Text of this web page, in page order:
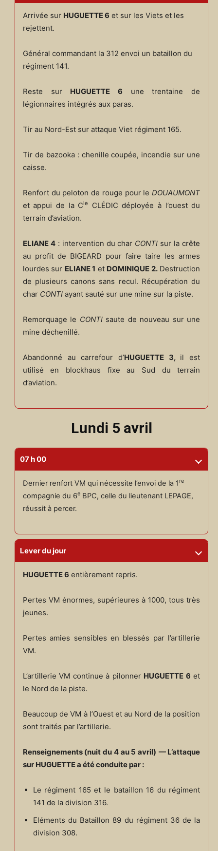
Arrivée sur HUGUETTE 6 et sur les Viets et les
rejettent.
Général commandant la 312 envoi un bataillon du
régiment 141.
Reste sur HUGUETTE 6 une trentaine de
légionnaires intégrés aux paras.
Tir au Nord-Est sur attaque Viet régiment 165.
Tir de bazooka : chenille coupée, incendie sur une
caisse.
Renfort du peloton de rouge pour le DOUAUMONT
et appui de la Cie
CLÉDIC déployée à l’ouest du
terrain d’aviation.
ELIANE 4: intervention du char CONTI sur la crête
au profit de BIGEARD pour faire taire les armes
lourdes sur ELIANE 1 et DOMINIQUE 2.Destruction
de plusieurs canons sans recul. Récupération du
char CONTIayant sauté sur une mine sur la piste.
Remorquage le CONTIsaute de nouveau sur une
mine déchenillé.
Abandonné au carrefour d’HUGUETTE 3, il est
utilisé en blockhaus fixe au Sud du terrain
d’aviation.
Lundi 5 avril
07 h 00
Dernier renfort VM qui nécessite l’envoi de la 1re
compagnie du 6eBPC, celle du lieutenant LEPAGE,
réussit à percer.
Lever du jour
HUGUETTE 6 entièrement repris.
Pertes VM énormes, supérieures à 1000, tous très
jeunes.
Pertes amies sensibles en blessés par l’artillerie
VM.
L’artillerie VM continue à pilonner HUGUETTE 6 et
le Nord de la piste.
Beaucoup de VM à l’Ouest et au Nord de la position
sont traités par l’artillerie.
Renseignements (nuit du 4 au 5 avril) — L’attaque
sur HUGUETTE a été conduite par :
Le régiment 165 et le bataillon 16 du régiment
141 de la division 316.
Eléments du Bataillon 89 du régiment 36 de la
division 308.